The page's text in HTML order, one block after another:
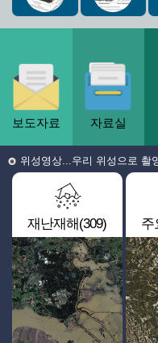
보도자료 자료실
위성영상...우리 위성으로 촬
재난재해(309) 주